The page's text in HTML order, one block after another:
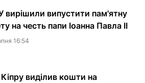
вирішили випустити пам'ятну
на честь папи Іоанна Павла II
16:54
виділив кошти на